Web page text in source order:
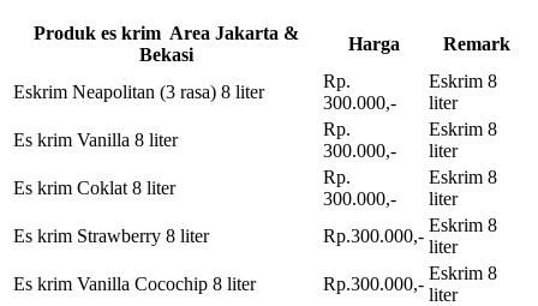
Produk es krim Area Jakarta &
Bekasi
Harga Remark
Eskrim Neapolitan (3 rasa) 8 liter
Rp.
300.000,-
Eskrim 8
liter
Es krim Vanilla 8 liter
Rp.
300.000,-
Eskrim 8
liter
Es krim Coklat 8 liter
Rp.
300.000,-
Eskrim 8
liter
Es krim Strawberry 8 liter
Rp.300.000,-
Eskrim 8
liter
Es krim Vanilla Cocochip 8 liter
Rp.300.000,-
Eskrim 8
liter